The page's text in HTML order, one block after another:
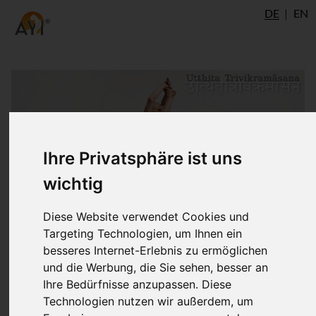
Ihre Privatsphäre ist uns
wichtig
Diese Website verwendet Cookies und
Targeting Technologien, um Ihnen ein
besseres Internet-Erlebnis zu ermöglichen
und die Werbung, die Sie sehen, besser an
Ihre Bedürfnisse anzupassen. Diese
Technologien nutzen wir außerdem, um
DE EN